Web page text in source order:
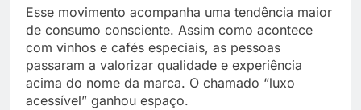
Esse movimento acompanha uma tendência maior
de consumo consciente. Assim como acontece
com vinhos e cafés especiais, as pessoas
passaram a valorizar qualidade e experiência
acima do nome da marca. O chamado “luxo
acessível” ganhou espaço.